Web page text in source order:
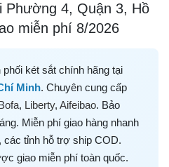
Phường 4, Quận 3, Hồ
miễn phí 8/2026
két sắt chính hãng tại
Minh. Chuyên cung cấp
, Liberty, Aifeibao. Bảo
Miễn phí giao hàng nhanh
các tỉnh hỗ trợ ship COD.
giao miễn phí toàn quốc.